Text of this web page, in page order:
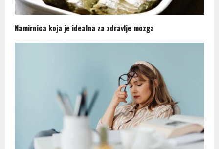
Namirnica koja je idealna za zdravlje mozga